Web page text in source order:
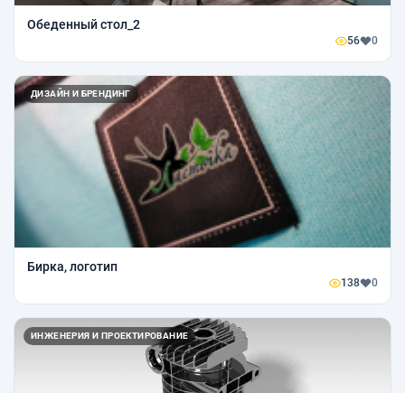
Обеденный стол_2
56 0
ДИЗАЙН И БРЕНДИНГ
Бирка, логотип
138 0
ИНЖЕНЕРИЯ И ПРОЕКТИРОВАНИЕ